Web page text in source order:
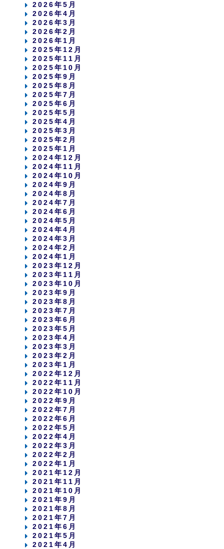
2026年5月
2026年4月
2026年3月
2026年2月
2026年1月
2025年12月
2025年11月
2025年10月
2025年9月
2025年8月
2025年7月
2025年6月
2025年5月
2025年4月
2025年3月
2025年2月
2025年1月
2024年12月
2024年11月
2024年10月
2024年9月
2024年8月
2024年7月
2024年6月
2024年5月
2024年4月
2024年3月
2024年2月
2024年1月
2023年12月
2023年11月
2023年10月
2023年9月
2023年8月
2023年7月
2023年6月
2023年5月
2023年4月
2023年3月
2023年2月
2023年1月
2022年12月
2022年11月
2022年10月
2022年9月
2022年7月
2022年6月
2022年5月
2022年4月
2022年3月
2022年2月
2022年1月
2021年12月
2021年11月
2021年10月
2021年9月
2021年8月
2021年7月
2021年6月
2021年5月
2021年4月